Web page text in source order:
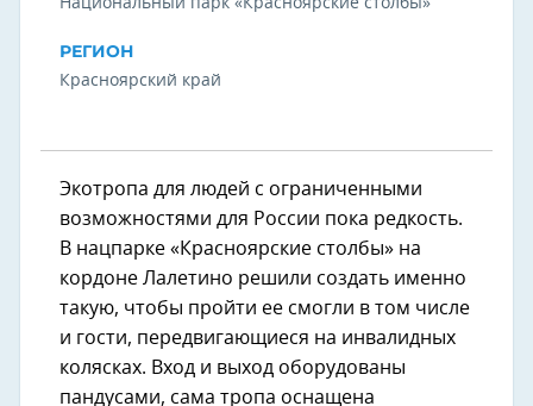
Национальный парк «Красноярские столбы»
РЕГИОН
Красноярский край
Экотропа для людей с ограниченными
возможностями для России пока редкость.
В нацпарке «Красноярские столбы» на
кордоне Лалетино решили создать именно
такую, чтобы пройти ее смогли в том числе
и гости, передвигающиеся на инвалидных
колясках. Вход и выход оборудованы
пандусами, сама тропа оснащена